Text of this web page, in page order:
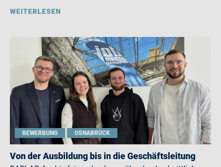
WEITERLESEN
BEWERBUNG OSNABRÜCK
Von der Ausbildung bis in die Geschäftsleitung